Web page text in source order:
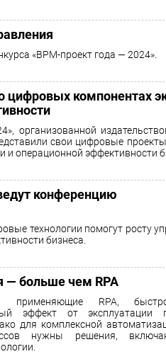
«BPM-проект года — 2024».
цифровых компонентах
организованной
свои цифровые
и операционной эффективности
конференцию
технологии помогут росту
бизнеса.
— больше чем RPA
применяющие RPA,
эффект от эксплуатации
для комплексной
нужны решения,